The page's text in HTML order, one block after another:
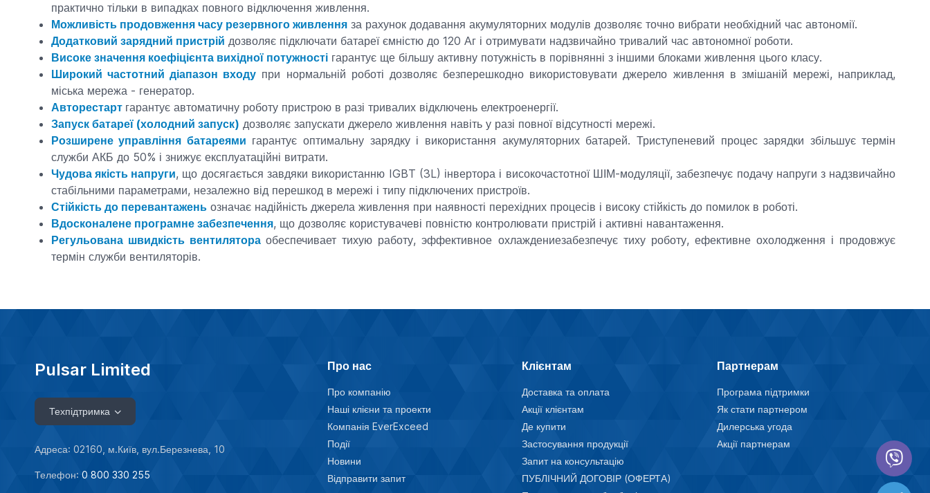
практично тільки в випадках повного відключення живлення.
Можливість продовження часу резервного живленняза рахунок додавання акумуляторних модулів дозволяє точно вибрати необхідний час автономії.
Додатковий зарядний пристрій дозволяє підключати батареї ємністю до 120 Аг і отримувати надзвичайно тривалий час автономної роботи.
Високе значення коефіцієнта вихідної потужностігарантує ще більшу активну потужність в порівнянні з іншими блоками живлення цього класу.
Широкий частотний діапазон входу при нормальній роботі дозволяє безперешкодно використовувати джерело живлення в змішаній мережі, наприклад,
міська мережа - генератор.
Авторестарт гарантує автоматичну роботу пристрою в разі тривалих відключень електроенергії.
Запуск батареї (холодний запуск) дозволяє запускати джерело живлення навіть у разі повної відсутності мережі.
Розширене управління батареями гарантує оптимальну зарядку і використання акумуляторних батарей. Триступеневий процес зарядки збільшує термін
служби АКБ до 50% і знижує експлуатаційні витрати.
Чудова якість напруги, що досягається завдяки використанню IGBT (3L) інвертора і високочастотної ШІМ-модуляції, забезпечує подачу напруги з надзвичайно
стабільними параметрами, незалежно від перешкод в мережі і типу підключених пристроїв.
Стійкість до перевантаженьозначає надійність джерела живлення при наявності перехідних процесів і високу стійкість до помилок в роботі.
Вдосконалене програмне забезпечення, що дозволяє користувачеві повністю контролювати пристрій і активні навантаження.
Регульована швидкість вентилятораобеспечивает тихую работу, эффективное охлаждениезабезпечує тиху роботу, ефективне охолодження і продовжує
термін служби вентиляторів.
Pulsar Limited
Техпідтримка
Адреса: 02160, м.Київ, вул.Березнева, 10
Телефон: 0 800 330 255
Про нас
Про компанію
Наші клієни та проекти
Компанія EverExceed
Події
Новини
Відправити запит
Клієнтам
Доставка та оплата
Акції клієнтам
Де купити
Застосування продукції
Запит на консультацію
ПУБЛІЧНИЙ ДОГОВІР (ОФЕРТА)
Партнерам
Програма підтримки
Як стати партнером
Дилерська угода
Акції партнерам